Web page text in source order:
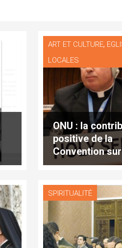
ART ET CULTURE,
LOCALES
ONU : la
positive de la
Convention
mines
SPIRITUALITÉ